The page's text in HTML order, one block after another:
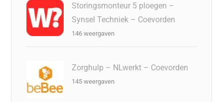
Storingsmonteur 5 ploegen –
Synsel Techniek – Coevorden
146 weergaven
Zorghulp – NLwerkt – Coevorden
145 weergaven